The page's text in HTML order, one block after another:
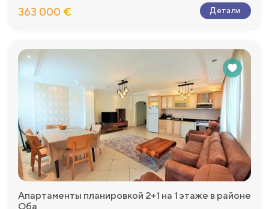
363 000 € Детали
Апартаменты планировкой 2+1 на 1 этаже в районе
Оба